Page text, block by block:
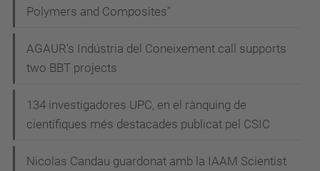
Polymers and Composites"
AGAUR's Indústria del Coneixement call supports
two BBT projects
134 investigadores UPC, en el rànquing de
científiques més destacades publicat pel CSIC
Nicolas Candau guardonat amb la IAAM Scientist